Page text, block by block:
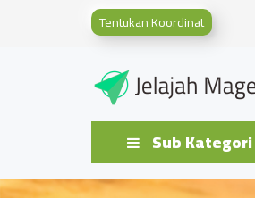
Tentukan Koordinat
Sub Kategori